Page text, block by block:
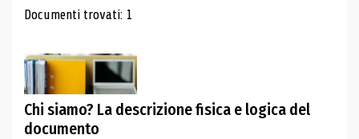
Risultati di ricerca
Documenti trovati: 1
Chi siamo? La descrizione fisica e logica del
documento